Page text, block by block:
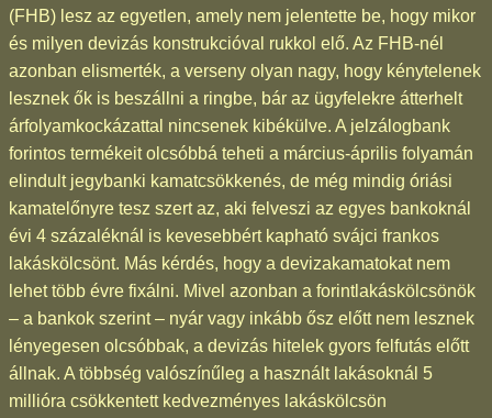
(FHB) lesz az egyetlen, amely nem jelentette be, hogy mikor
és milyen devizás konstrukcióval rukkol elő. Az FHB-nél
azonban elismerték, a verseny olyan nagy, hogy kénytelenek
lesznek ők is beszállni a ringbe, bár az ügyfelekre átterhelt
árfolyamkockázattal nincsenek kibékülve. A jelzálogbank
forintos termékeit olcsóbbá teheti a március-április folyamán
elindult jegybanki kamatcsökkenés, de még mindig óriási
kamatelőnyre tesz szert az, aki felveszi az egyes bankoknál
évi 4 százaléknál is kevesebbért kapható svájci frankos
lakáskölcsönt. Más kérdés, hogy a devizakamatokat nem
lehet több évre fixálni. Mivel azonban a forintlakáskölcsönök
– a bankok szerint – nyár vagy inkább ősz előtt nem lesznek
lényegesen olcsóbbak, a devizás hitelek gyors felfutás előtt
állnak. A többség valószínűleg a használt lakásoknál 5
millióra csökkentett kedvezményes lakáskölcsön